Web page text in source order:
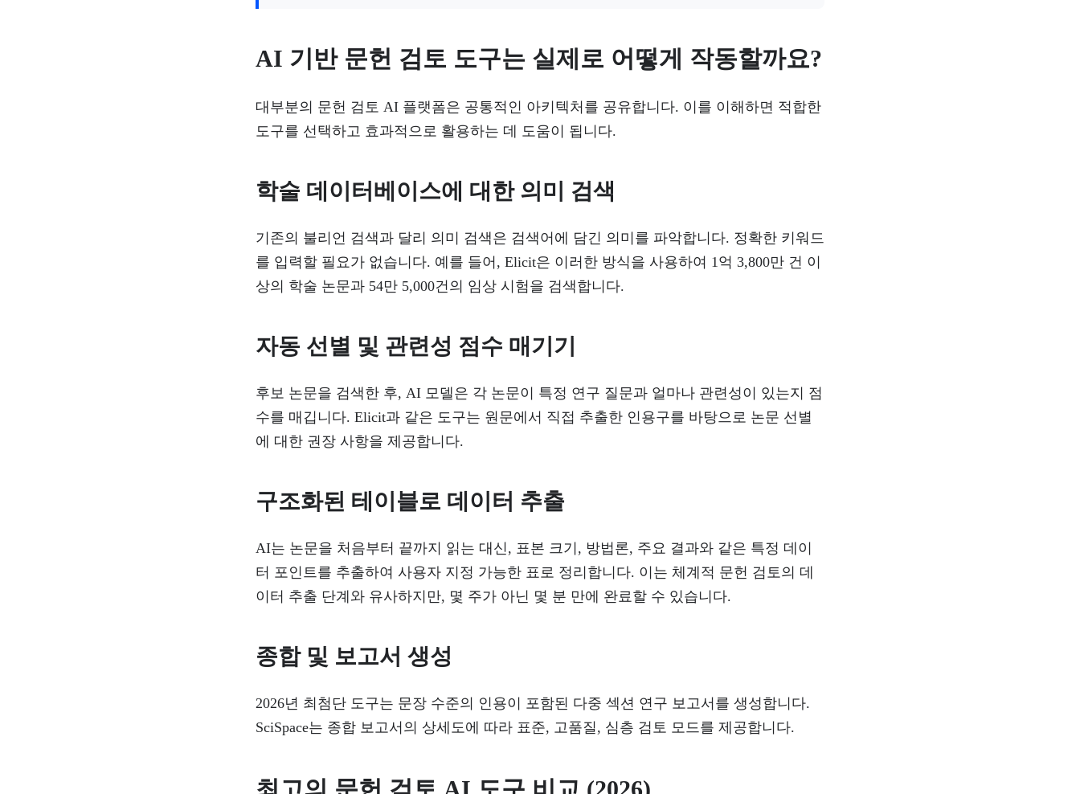
AI 기반 문헌 검토 도구는 실제로 어떻게 작동할까요?
대부분의 문헌 검토 AI 플랫폼은 공통적인 아키텍처를 공유합니다. 이를 이해하면 적합한
도구를 선택하고 효과적으로 활용하는 데 도움이 됩니다.
학술 데이터베이스에 대한 의미 검색
기존의 불리언 검색과 달리 의미 검색은 검색어에 담긴 의미를 파악합니다. 정확한 키워드
를 입력할 필요가 없습니다. 예를 들어, Elicit은 이러한 방식을 사용하여 1억 3,800만 건 이
상의 학술 논문과 54만 5,000건의 임상 시험을 검색합니다.
자동 선별 및 관련성 점수 매기기
후보 논문을 검색한 후, AI 모델은 각 논문이 특정 연구 질문과 얼마나 관련성이 있는지 점
수를 매깁니다. Elicit과 같은 도구는 원문에서 직접 추출한 인용구를 바탕으로 논문 선별
에 대한 권장 사항을 제공합니다.
구조화된 테이블로 데이터 추출
AI는 논문을 처음부터 끝까지 읽는 대신, 표본 크기, 방법론, 주요 결과와 같은 특정 데이
터 포인트를 추출하여 사용자 지정 가능한 표로 정리합니다. 이는 체계적 문헌 검토의 데
이터 추출 단계와 유사하지만, 몇 주가 아닌 몇 분 만에 완료할 수 있습니다.
종합 및 보고서 생성
2026년 최첨단 도구는 문장 수준의 인용이 포함된 다중 섹션 연구 보고서를 생성합니다.
SciSpace는 종합 보고서의 상세도에 따라 표준, 고품질, 심층 검토 모드를 제공합니다.
최고의 문헌 검토 AI 도구 비교 (2026)